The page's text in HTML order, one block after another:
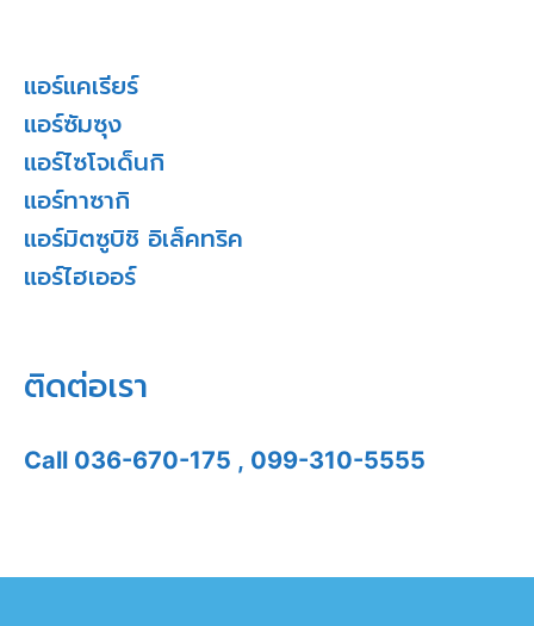
แอร์แคเรียร์
แอร์ซัมซุง
แอร์ไซโจเด็นกิ
แอร์ทาซากิ
แอร์มิตซูบิชิ อิเล็คทริค
แอร์ไฮเออร์
ติดต่อเรา
Call 036-670-175 , 099-310-5555